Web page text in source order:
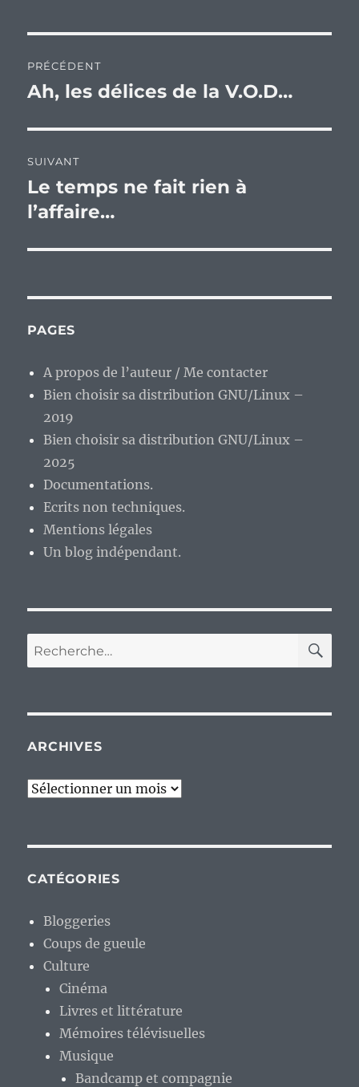
de
PRÉCÉDENT
Publication
Ah, les délices de la V.O.D…
SUIVANT
Publication
suivante :
Le temps ne fait rien à
l’affaire…
PAGES
A propos de l’auteur / Me contacter
Bien choisir sa distribution GNU/Linux –
2019
Bien choisir sa distribution GNU/Linux –
2025
Documentations.
Ecrits non techniques.
Mentions légales
Un blog indépendant.
Recherche
pour :
ARCHIVES
Archives
CATÉGORIES
Bloggeries
Coups de gueule
Culture
Cinéma
Livres et littérature
Mémoires télévisuelles
Musique
Bandcamp et compagnie